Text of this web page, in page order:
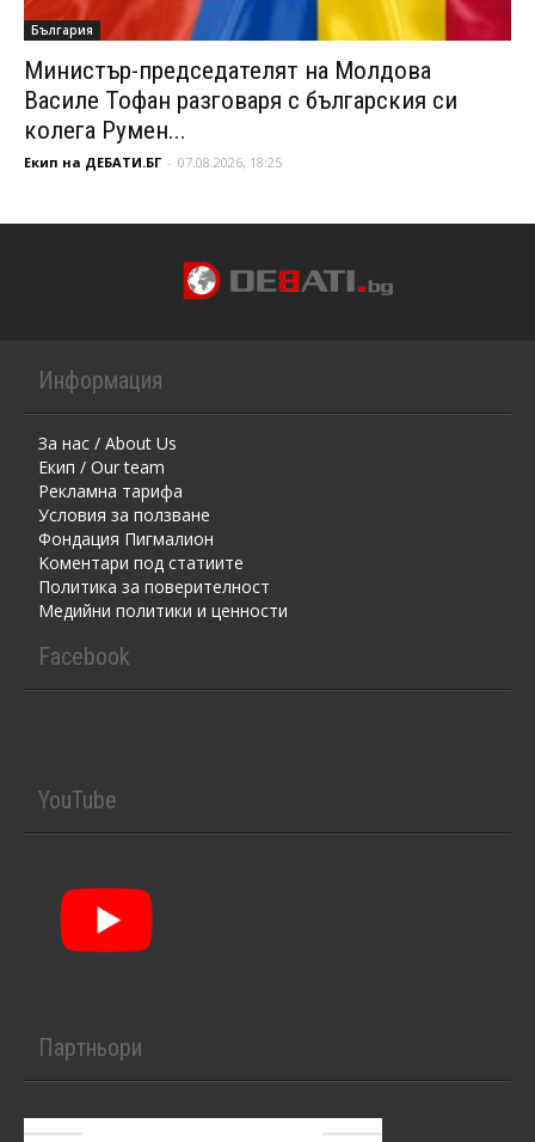
България
Министър-председателят на Молдова
Василе Тофан разговаря с българския си
колега Румен...
Екип на ДЕБАТИ.БГ - 07.08.2026, 18:25
Информация
За нас / About Us
Екип / Our team
Рекламна тарифа
Условия за ползване
Фондация Пигмалион
Kоментaри под статиите
Политика за поверителност
Медийни политики и ценности
Facebook
YouTube
Партньори